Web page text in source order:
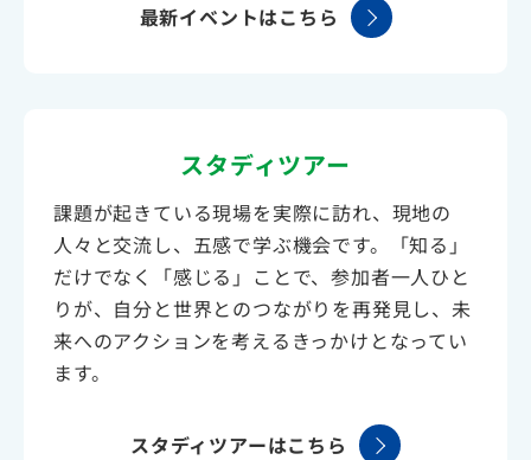
最新イベントはこちら
スタディツアー
課題が起きている現場を実際に訪れ、現地の
人々と交流し、五感で学ぶ機会です。「知る」
だけでなく「感じる」ことで、参加者一人ひと
りが、自分と世界とのつながりを再発見し、未
来へのアクションを考えるきっかけとなってい
ます。
スタディツアーはこちら